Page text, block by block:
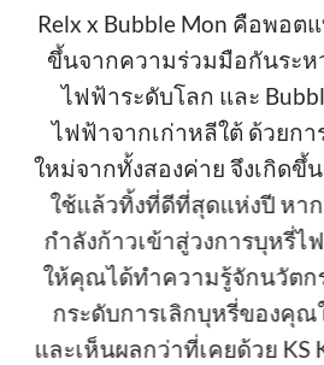
Relx x Bubble Mon คือพอต
ขึ้นจากความร่วมมือกันระห
ไฟฟ้าระดับโลก และ
ไฟฟ้าจากเก่าหลีใต้ ด้วยก
ใหม่จากทั้งสองค่าย จึงเกิดขึ้
ใช้แล้วทิ้งที่ดีที่สุดแห่งปี ห
กำลังก้าวเข้าสู่วงการบุหรี่ไ
ให้คุณได้ทำความรู้จักนวัตก
กระดับการเลิกบุหรี่ของคุ
และเห็นผลกว่าที่เคยด้วย KS